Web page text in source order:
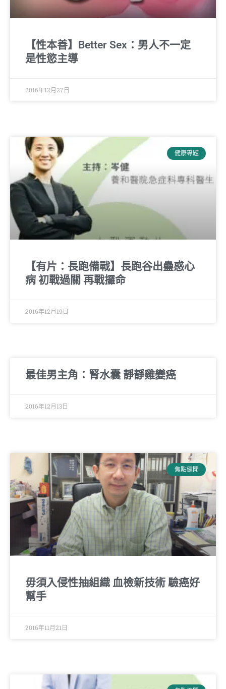
【性本善】Better Sex：男人不一定
是性慾主導
2016年12月27日
健康專題
【有片：長跑備戰】長跑谷出蠱惑心
病 初戰過關 再戰攞命
2016年12月19日
最佳男主角：腎水囊 靜靜雞變癌
2016年12月13日
焦點健聞
毋須入侵性抽組織 血檢新技術 驗癌好
幫手
2016年11月21日